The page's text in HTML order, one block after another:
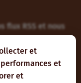
et
et
et
flux RSS et nous